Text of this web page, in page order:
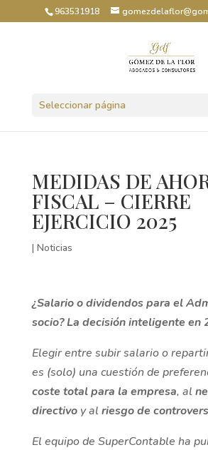
963531918
Seleccionar página
MEDIDAS DE
FISCAL – CIERRE
EJERCICIO 2025
| Noticias
¿Salario o dividendos para el
socio? La decisión inteligente en
Elegir entre subir salario o
es (solo) una cuestión de
coste total para la empresa, al
directivo y al riesgo de
El equipo de SuperContable ha